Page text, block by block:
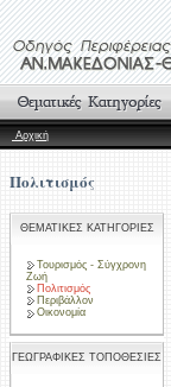
Αρχική
Πολιτισμός
ΘΕΜΑΤΙΚΕΣ ΚΑΤΗΓΟΡΙΕΣ
Τουρισμός - Σύγχρονη
Ζωή
Πολιτισμός
Περιβάλλον
Οικονομία
ΓΕΩΓΡΑΦΙΚΕΣ ΤΟΠΟΘΕΣΙΕΣ